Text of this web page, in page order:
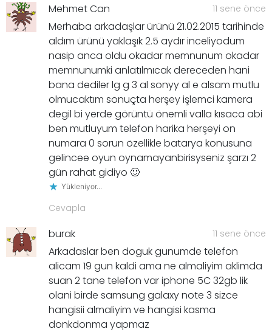
Mehmet Can 11 sene önce
Merhaba arkadaşlar ürünü 21.02.2015 tarihinde
aldım ürünü yaklaşık 2.5 aydır inceliyodum
nasip anca oldu okadar memnunum okadar
memnunumki anlatılmıcak dereceden hani
bana dediler lg g 3 al sonyy al e alsam mutlu
olmucaktım sonuçta herşey işlemci kamera
degil bi yerde görüntü önemli valla kısaca abi
ben mutluyum telefon harika herşeyi on
numara 0 sorun özellikle batarya konusuna
gelincee oyun oynamayanbirisyseniz şarzı 2
gün rahat gidiyo 🙂
Yükleniyor...
Cevapla
burak 11 sene önce
Arkadaslar ben doguk gunumde telefon
alicam 19 gun kaldi ama ne almaliyim aklimda
suan 2 tane telefon var iphone 5C 32gb lik
olani birde samsung galaxy note 3 sizce
hangisii almaliyim ve hangisi kasma
donkdonma yapmaz